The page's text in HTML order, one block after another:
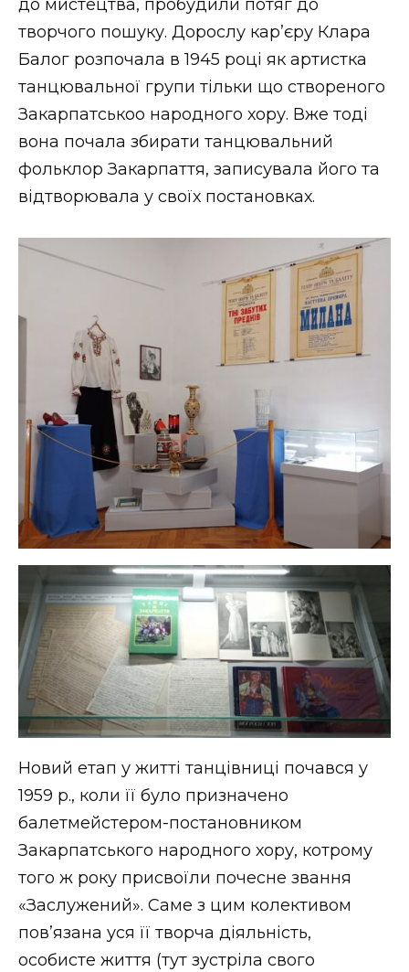
до мистецтва, пробудили потяг до
творчого пошуку. Дорослу кар’єру Клара
Балог розпочала в 1945 році як артистка
танцювальної групи тільки що створеного
Закарпатськоо народного хору. Вже тоді
вона почала збирати танцювальний
фольклор Закарпаття, записувала його та
відтворювала у своїх постановках.
Новий етап у житті танцівниці почався у
1959 р., коли її було призначено
балетмейстером-постановником
Закарпатського народного хору, котрому
того ж року присвоїли почесне звання
«Заслужений». Саме з цим колективом
пов’язана уся її творча діяльність,
особисте життя (тут зустріла свого